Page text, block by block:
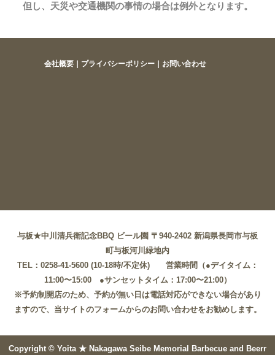
但し、天災や交通機関の事情の場合は例外となります。
会社概要 プライバシーポリシー お問い合わせ
与板★中川清兵衛記念BBQ ビール園 〒940-2402 新潟県長岡市与板
町与板河川緑地内
TEL：0258-41-5600 (10-18時/不定休) 営業時間（●デイタイム：
11:00〜15:00 ●サンセットタイム：17:00〜21:00）
※予約制開店のため、予約が無い日は電話対応ができない場合があり
ますので、当サイトのフォームからのお問い合わせをお勧めします。
Copyright © Yoita ★ Nakagawa Seibe Memorial Barbecue and Beerr